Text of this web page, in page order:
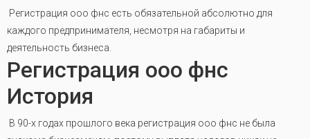
Регистрация ооо фнс есть обязательной абсолютно для
каждого предпринимателя, несмотря на габариты и
деятельность бизнеса.
Регистрация ооо фнс
История
В 90-х годах прошлого века регистрация ооо фнс не была